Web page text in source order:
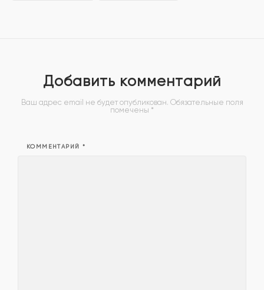
Добавить комментарий
Ваш адрес email не будет опубликован. Обязательные поля
помечены *
КОММЕНТАРИЙ *